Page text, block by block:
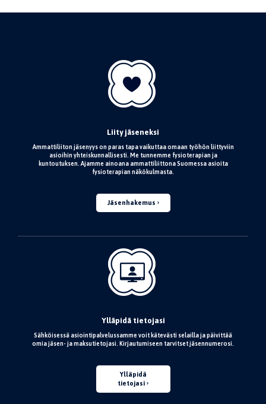
Liity jäseneksi
Ammattiliiton jäsenyys on paras tapa vaikuttaa omaan työhön liittyviin
asioihin yhteiskunnallisesti. Me tunnemme fysioterapian ja
kuntoutuksen. Ajamme ainoana ammattiliittona Suomessa asioita
fysioterapian näkökulmasta.
Jäsenhakemus
Ylläpidä tietojasi
Sähköisessä asiointipalvelussamme voit kätevästi selailla ja päivittää
omia jäsen- ja maksutietojasi. Kirjautumiseen tarvitset jäsennumerosi.
Ylläpidä
tietojasi